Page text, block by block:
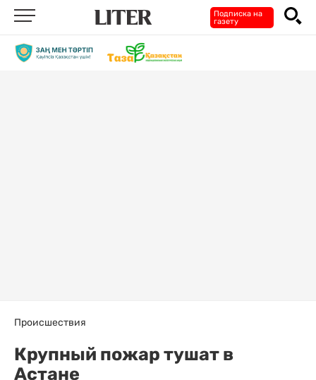
Подписка на
газету
Происшествия
Крупный пожар тушат в
Астане